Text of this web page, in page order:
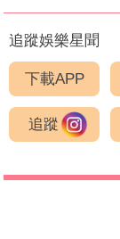
追蹤娛樂星聞
下載APP
追蹤